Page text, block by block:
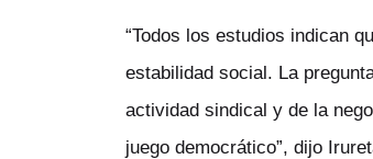
“Todos los estudios indican
estabilidad social. La
actividad sindical y de la
juego democrático”, dijo